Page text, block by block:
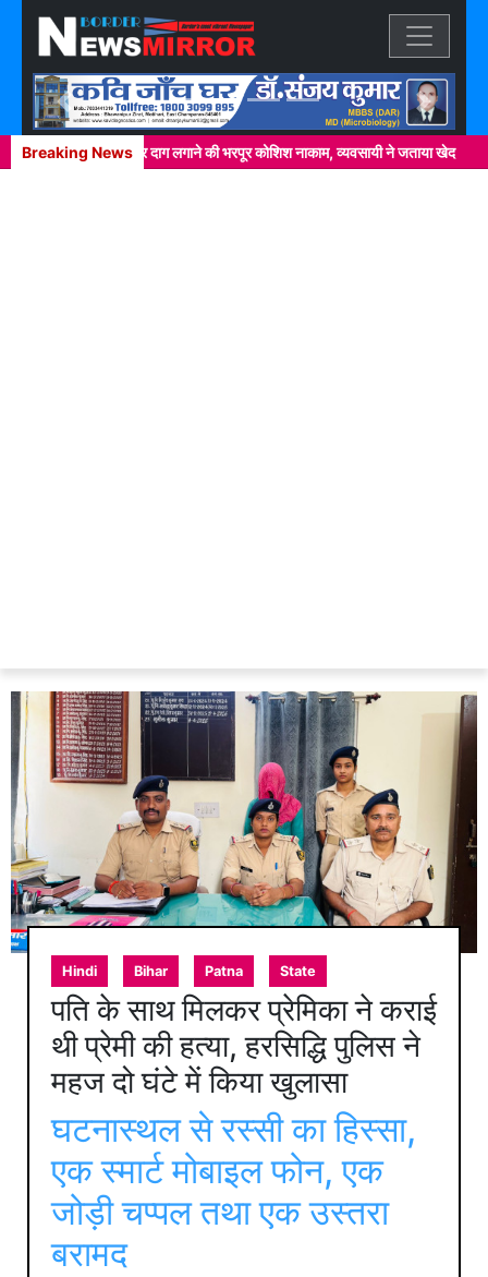
Previous Next
Breaking News
में खाकी वर्दी पर दाग लगाने की भरपूर कोशिश नाकाम, व्यवसायी ने जताया खेद
Hindi Bihar Patna State
पति के साथ मिलकर प्रेमिका ने कराई
थी प्रेमी की हत्या, हरसिद्धि पुलिस ने
महज दो घंटे में किया खुलासा
घटनास्थल से रस्सी का हिस्सा,
एक स्मार्ट मोबाइल फोन, एक
जोड़ी चप्पल तथा एक उस्तरा
बरामद